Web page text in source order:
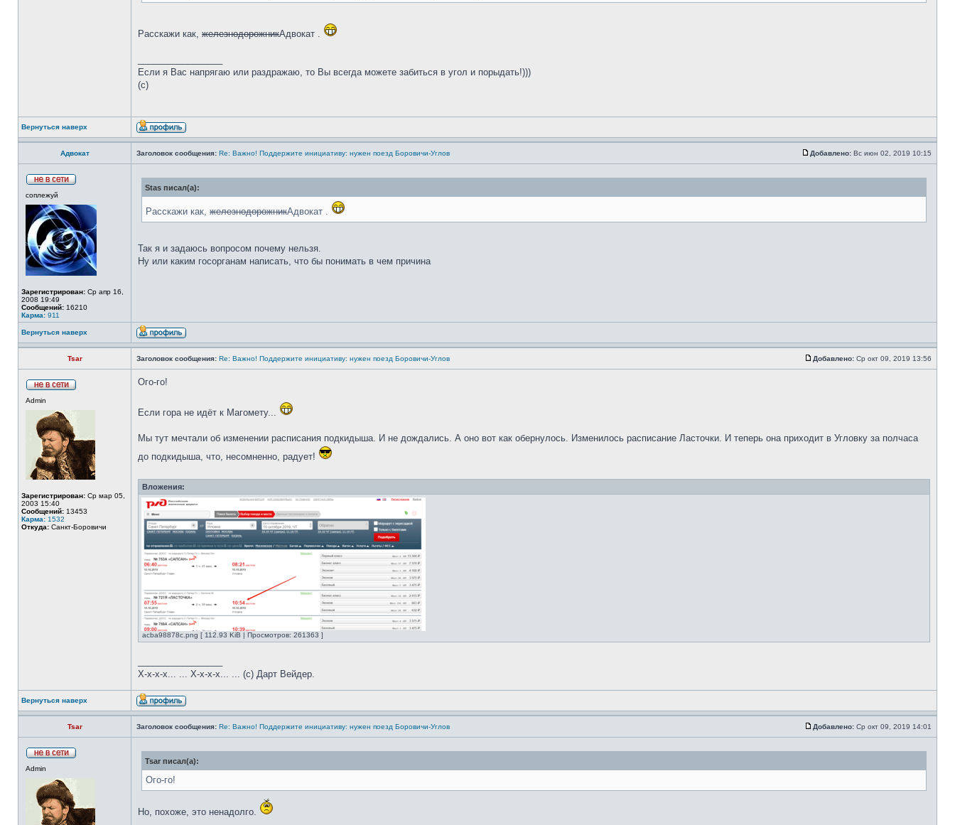
Расскажи как, железнодорожникАдвокат .
Если я Вас напрягаю или раздражаю, то Вы всегда можете забиться в угол и порыдать!)))
(с)
Вернуться наверх
Адвокат Заголовок сообщения: Re: Важно! Поддержите инициативу: нужен поезд Боровичи-Углов Добавлено: Вс июн 02, 2019 10:15
соплежуй
Зарегистрирован: Ср апр 16,
2008 19:49
Сообщений: 16210
Карма: 911
Stas писал(а):
Расскажи как, железнодорожникАдвокат .
Так я и задаюсь вопросом почему нельзя.
Ну или каким госорганам написать, что бы понимать в чем причина
Вернуться наверх
Tsar Заголовок сообщения: Re: Важно! Поддержите инициативу: нужен поезд Боровичи-Углов Добавлено: Ср окт 09, 2019 13:56
Admin
Зарегистрирован: Ср мар 05,
2003 15:40
Сообщений: 13453
Карма: 1532
Откуда: Санкт-Боровичи
Ого-го!
Если гора не идёт к Магомету...
Мы тут мечтали об изменении расписания подкидыша. И не дождались. А оно вот как обернулось. Изменилось расписание Ласточки. И теперь она приходит в Угловку за полчаса
до подкидыша, что, несомненно, радует!
Вложения:
acba98878c.png [ 112.93 KiB | Просмотров: 261363 ]
Х-х-х-х... ... Х-х-х-х... ... (с) Дарт Вейдер.
Вернуться наверх
Tsar Заголовок сообщения: Re: Важно! Поддержите инициативу: нужен поезд Боровичи-Углов Добавлено: Ср окт 09, 2019 14:01
Admin
Tsar писал(а):
Ого-го!
Но, похоже, это ненадолго.